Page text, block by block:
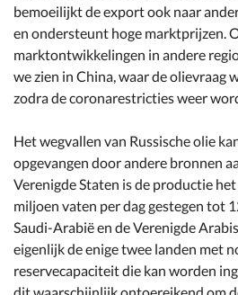
bemoeilijkt de export ook naar
en ondersteunt hoge marktprijzen.
marktontwikkelingen in andere
we zien in China, waar de olievraag
zodra de coronarestricties weer
Het wegvallen van Russische olie
opgevangen door andere bronnen
Verenigde Staten is de productie
miljoen vaten per dag gestegen tot
Saudi-Arabië en de Verenigde
eigenlijk de enige twee landen met
reservecapaciteit die kan worden